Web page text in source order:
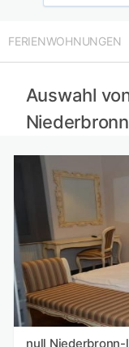
FERIENWOHNUNGEN
Auswahl
null